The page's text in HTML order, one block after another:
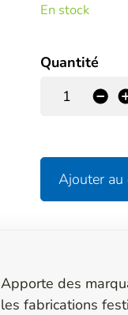
En stock
Quantité
-
Ajouter au
Apporte des
les fabrications